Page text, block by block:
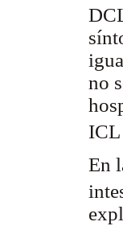
no
ICL
En